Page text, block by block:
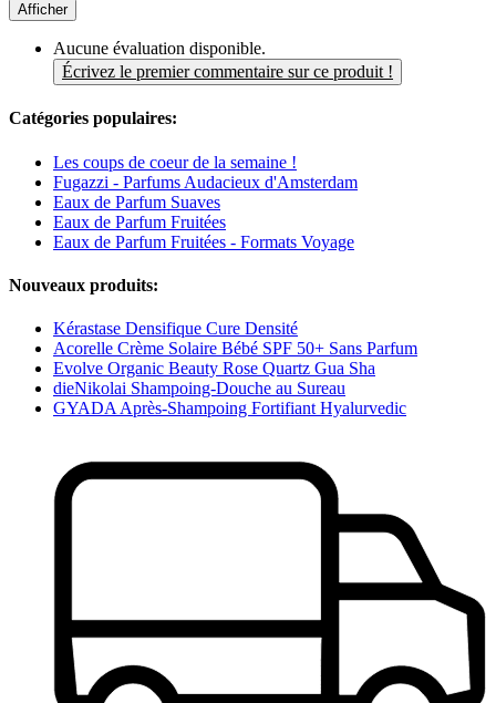
Afficher
Aucune évaluation disponible.
Écrivez le premier commentaire sur ce produit !
Catégories populaires:
Les coups de coeur de la semaine !
Fugazzi - Parfums Audacieux d'Amsterdam
Eaux de Parfum Suaves
Eaux de Parfum Fruitées
Eaux de Parfum Fruitées - Formats Voyage
Nouveaux produits:
Kérastase Densifique Cure Densité
Acorelle Crème Solaire Bébé SPF 50+ Sans Parfum
Evolve Organic Beauty Rose Quartz Gua Sha
dieNikolai Shampoing-Douche au Sureau
GYADA Après-Shampoing Fortifiant Hyalurvedic